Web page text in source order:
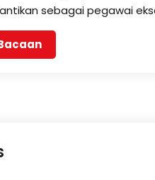
sebagai pegawai